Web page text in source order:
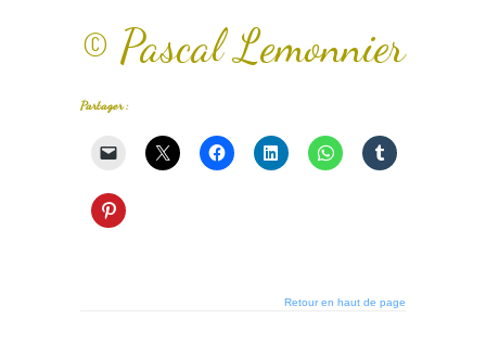
© Pascal Lemonnier
Partager :
Retour en haut de page